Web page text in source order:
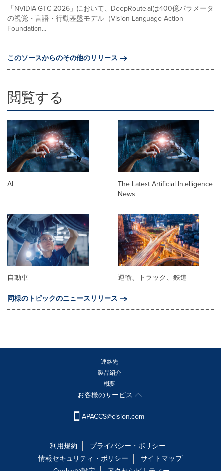
「NVIDIA GTC 2026」において、DeepRoute.aiは400億パラメータ
の視覚・言語・行動基盤モデル（Vision-Language-Action
Foundation...
このソースからのその他のリリース
閲覧する
AI
The Latest Artificial Intelligence
News
自動車
運輸、トラック、鉄道
同様のトピックのニュースリリース
連絡先
製品紹介
概要
お客様のサービス
APACCS@cision.com
利用規約
プライバシー・ポリシー
情報セキュリティ・ポリシー
サイトマップ